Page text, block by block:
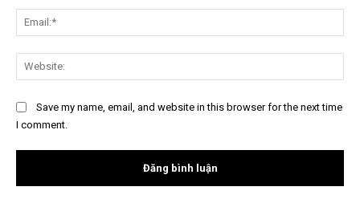
Save my name, email, and website in this browser for the next time
I comment.